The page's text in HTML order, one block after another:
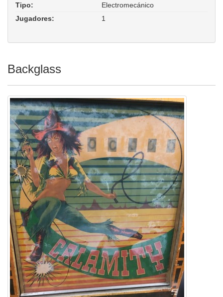
Tipo:
Electromecánico
Jugadores:
1
Backglass